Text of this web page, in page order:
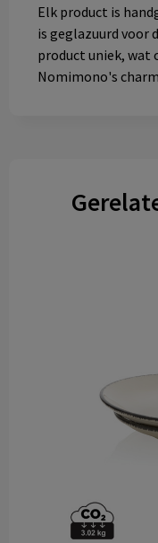
Elk product is
is geglazuurd voor
product uniek, wat
Nomimono's